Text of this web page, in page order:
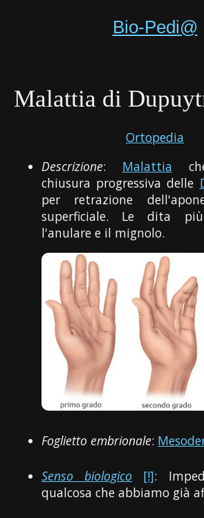
Bio-Pedi@
Malattia di
Ortopedia
Descrizione: Malattia
chiusura progressiva delle
per retrazione
superficiale. Le dita
l'anulare e il mignolo.
Foglietto embrionale:
Senso biologico [!]:
qualcosa che abbiamo già